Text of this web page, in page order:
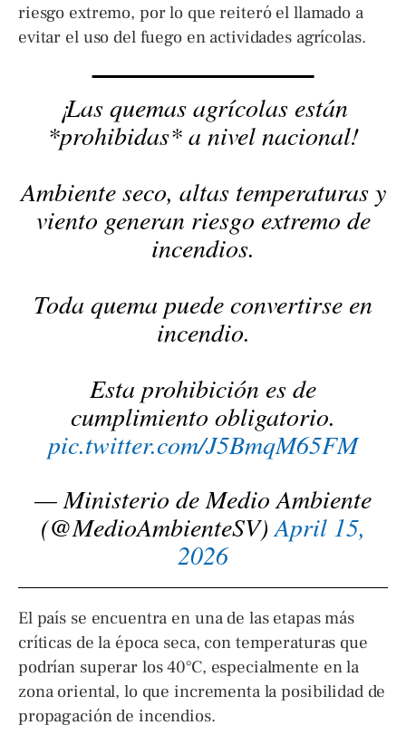
riesgo extremo, por lo que reiteró el llamado a
evitar el uso del fuego en actividades agrícolas.
¡Las quemas agrícolas están
*prohibidas* a nivel nacional!
Ambiente seco, altas temperaturas y
viento generan riesgo extremo de
incendios.
Toda quema puede convertirse en
incendio.
Esta prohibición es de
cumplimiento obligatorio.
pic.twitter.com/J5BmqM65FM
— Ministerio de Medio Ambiente
(@MedioAmbienteSV) April 15,
2026
El país se encuentra en una de las etapas más
críticas de la época seca, con temperaturas que
podrían superar los 40°C, especialmente en la
zona oriental, lo que incrementa la posibilidad de
propagación de incendios.